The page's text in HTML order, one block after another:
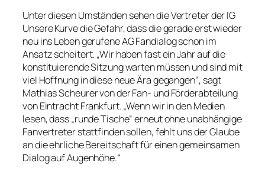
Unter diesen Umständen sehen die Vertreter der IG
Unsere Kurve die Gefahr, dass die gerade erst wieder
neu ins Leben gerufene AG Fandialog schon im
Ansatz scheitert. „Wir haben fast ein Jahr auf die
konstituierende Sitzung warten müssen und sind mit
viel Hoffnung in diese neue Ära gegangen“, sagt
Mathias Scheurer von der Fan- und Förderabteilung
von Eintracht Frankfurt. „Wenn wir in den Medien
lesen, dass „runde Tische“ erneut ohne unabhängige
Fanvertreter stattfinden sollen, fehlt uns der Glaube
an die ehrliche Bereitschaft für einen gemeinsamen
Dialog auf Augenhöhe.“